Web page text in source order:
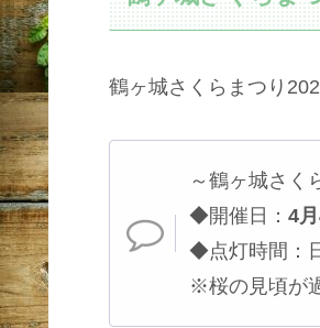
鶴ヶ城さくらまつり
～鶴ヶ城さく
◆開催日： 4
◆点灯時間：
※桜の見頃が